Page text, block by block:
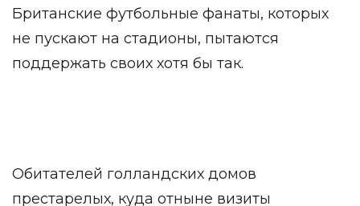
Британские футбольные фанаты, которых
не пускают на стадионы, пытаются
поддержать своих хотя бы так.
Обитателей голландских домов
престарелых, куда отныне визиты